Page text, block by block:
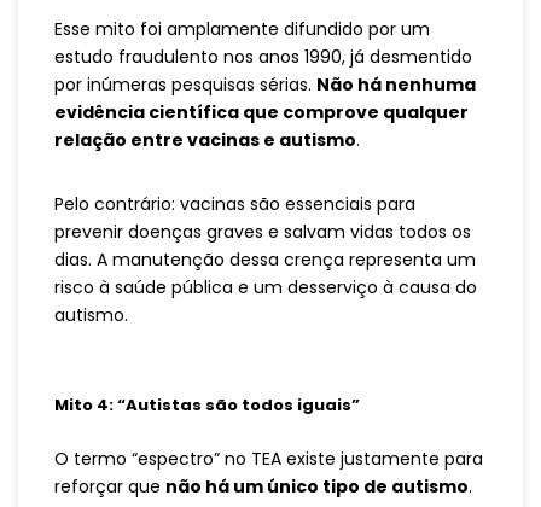
Esse mito foi amplamente difundido por um
estudo fraudulento nos anos 1990, já desmentido
por inúmeras pesquisas sérias. Não há nenhuma
evidência científica que comprove qualquer
relação entre vacinas e autismo.
Pelo contrário: vacinas são essenciais para
prevenir doenças graves e salvam vidas todos os
dias. A manutenção dessa crença representa um
risco à saúde pública e um desserviço à causa do
autismo.
Mito 4: “Autistas são todos iguais”
O termo “espectro” no TEA existe justamente para
reforçar que não há um único tipo de autismo.